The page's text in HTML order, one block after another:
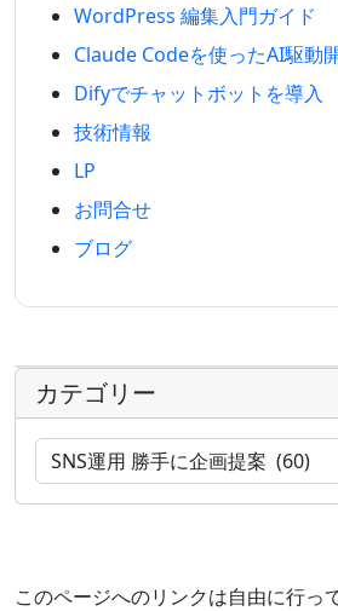
WordPress 編集入門ガイド
Claude Codeを使ったAI駆動
Difyでチャットボットを導入
技術情報
LP
お問合せ
ブログ
カテゴリー
このページへのリンクは自由に行っ